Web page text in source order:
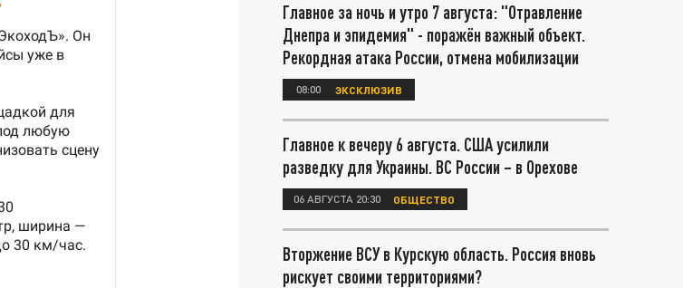
Главное за ночь и утро 7 августа: "Отравление
Днепра и эпидемия" - поражён важный объект.
Рекордная атака России, отмена мобилизации
08:00 ЭКСКЛЮЗИВ
Главное к вечеру 6 августа. США усилили
разведку для Украины. ВС России – в Орехове
06 АВГУСТА 20:30 ОБЩЕСТВО
Вторжение ВСУ в Курскую область. Россия вновь
рискует своими территориями?